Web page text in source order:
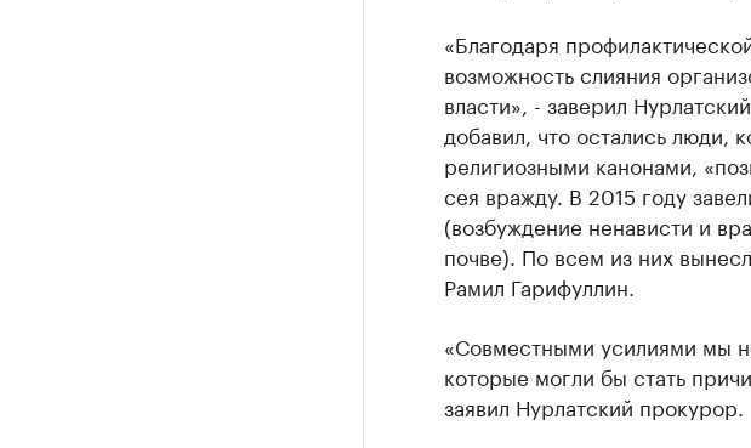
«Благодаря
возможность слияния
власти», - заверил
добавил, что остались люди,
религиозными канонами,
сея вражду. В 2015 году
(возбуждение ненависти и
почве). По всем из них
Рамил Гарифуллин.
«Совместными усилиями мы
которые могли бы стать
заявил Нурлатский прокурор.